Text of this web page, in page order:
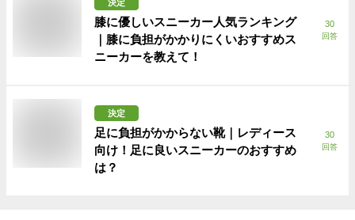
決定
膝に優しいスニーカー人気ランキング
｜膝に負担がかかりにくいおすすめス
ニーカーを教えて！
30
回答
決定
足に負担がかからない靴｜レディース
向け！足に良いスニーカーのおすすめ
は？
30
回答